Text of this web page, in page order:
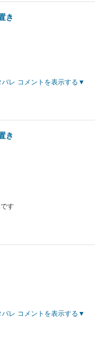
き
バレ コメントを表示する
き
す
バレ コメントを表示する